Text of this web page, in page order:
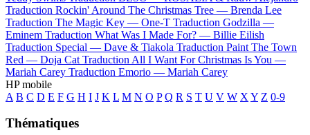
Traduction Rockin' Around The Christmas Tree — Brenda Lee
Traduction The Magic Key — One-T Traduction Godzilla —
Eminem Traduction What Was I Made For? — Billie Eilish
Traduction Special — Dave & Tiakola Traduction Paint The Town
Red — Doja Cat Traduction All I Want For Christmas Is You —
Mariah Carey Traduction Emorio — Mariah Carey
HP mobile
A B C D E F G H I J K L M N O P Q R S T U V W X Y Z 0-9
Thématiques